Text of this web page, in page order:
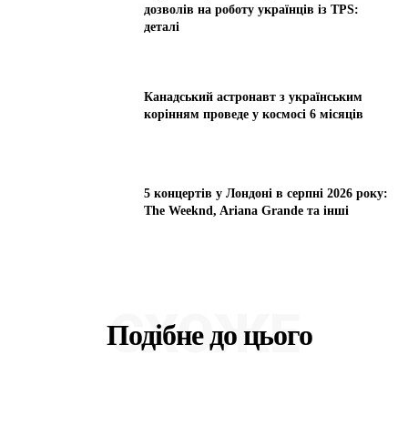
дозволів на роботу українців із TPS:
деталі
Канадський астронавт з українським
корінням проведе у космосі 6 місяців
5 концертів у Лондоні в серпні 2026 року:
The Weeknd, Ariana Grande та інші
Подібне до цього
СХОЖЕ